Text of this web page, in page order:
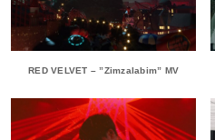
RED VELVET – ”Zimzalabim” MV